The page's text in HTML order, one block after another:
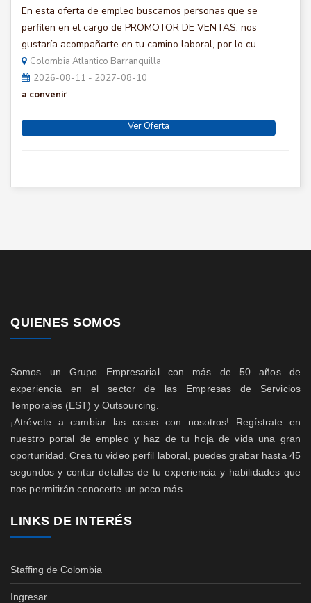
En esta oferta de empleo buscamos personas que se
perfilen en el cargo de PROMOTOR DE VENTAS, nos
gustaría acompañarte en tu camino laboral, por lo cu...
Colombia Atlantico Barranquilla
2026-08-11 - 2027-08-10
a convenir
Ver Oferta
QUIENES SOMOS
Somos un Grupo Empresarial con más de 50 años de
experiencia en el sector de las Empresas de Servicios
Temporales (EST) y Outsourcing.
¡Atrévete a cambiar las cosas con nosotros! Regístrate en
nuestro portal de empleo y haz de tu hoja de vida una gran
oportunidad. Crea tu video perfil laboral, puedes grabar hasta 45
segundos y contar detalles de tu experiencia y habilidades que
nos permitirán conocerte un poco más.
LINKS DE INTERÉS
Staffing de Colombia
Ingresar